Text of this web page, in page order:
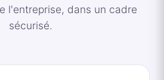
l'entreprise, dans un cadre
sécurisé.